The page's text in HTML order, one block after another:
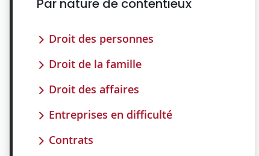
Droit des personnes
Droit de la famille
Droit des affaires
Entreprises en difficulté
Contrats